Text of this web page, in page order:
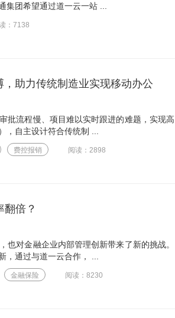
集团希望通过道一云一站 ...
：7138
助力传统制造业实现移动办公
批流程慢、项目难以实时跟进的难题，实现高
，自主设计符合传统制 ...
费控报销 阅读：2898
倍？
对金融企业内部管理创新带来了新的挑战。
，通过与道一云合作， ...
金融保险 阅读：8230